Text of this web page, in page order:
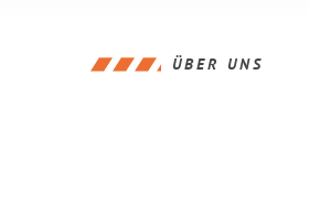
ÜBER UNS